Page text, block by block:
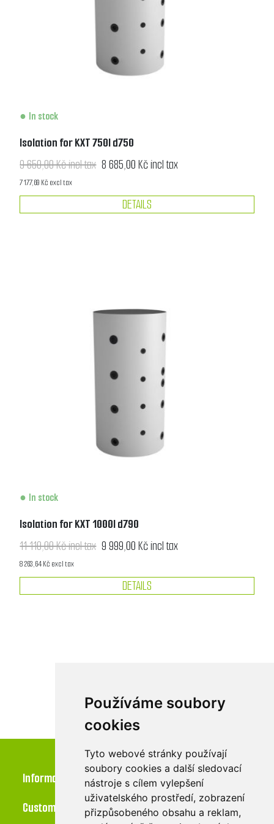
Používáme soubory
cookies
Tyto webové stránky používají
soubory cookies a další sledovací
nástroje s cílem vylepšení
uživatelského prostředí, zobrazení
přizpůsobeného obsahu a reklam,
In stock
Isolation for KXT 750l d750
9 650,00 Kč incl tax 8 685,00 Kč incl tax
7 177,69 Kč excl tax
DETAILS
In stock
Isolation for KXT 1000l d790
11 110,00 Kč incl tax 9 999,00 Kč incl tax
8 263,64 Kč excl tax
DETAILS
Information
Customer service